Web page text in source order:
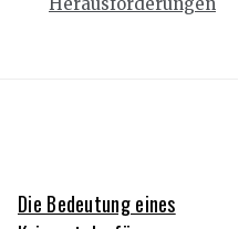
Die Bedeutung eines